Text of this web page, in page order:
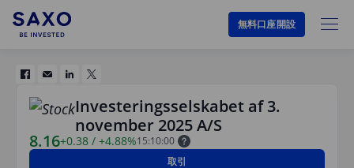
無料口座開設
Investeringsselskabet af 3.
november 2025 A/S
8.16+0.38 / +4.88%15:10:00
取引